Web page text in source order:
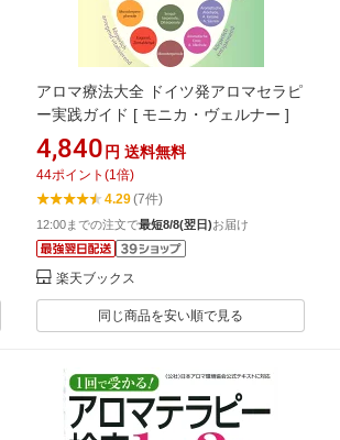
アロマ療法大全 ドイツ発アロマセラピ
ー実践ガイド [ モニカ・ヴェルナー ]
4,840 円 送料無料
44ポイント (1倍)
4.29(7件)
12:00までの注文で最短8/8(翌日)お届け
楽天ブックス
同じ商品を安い順で見る